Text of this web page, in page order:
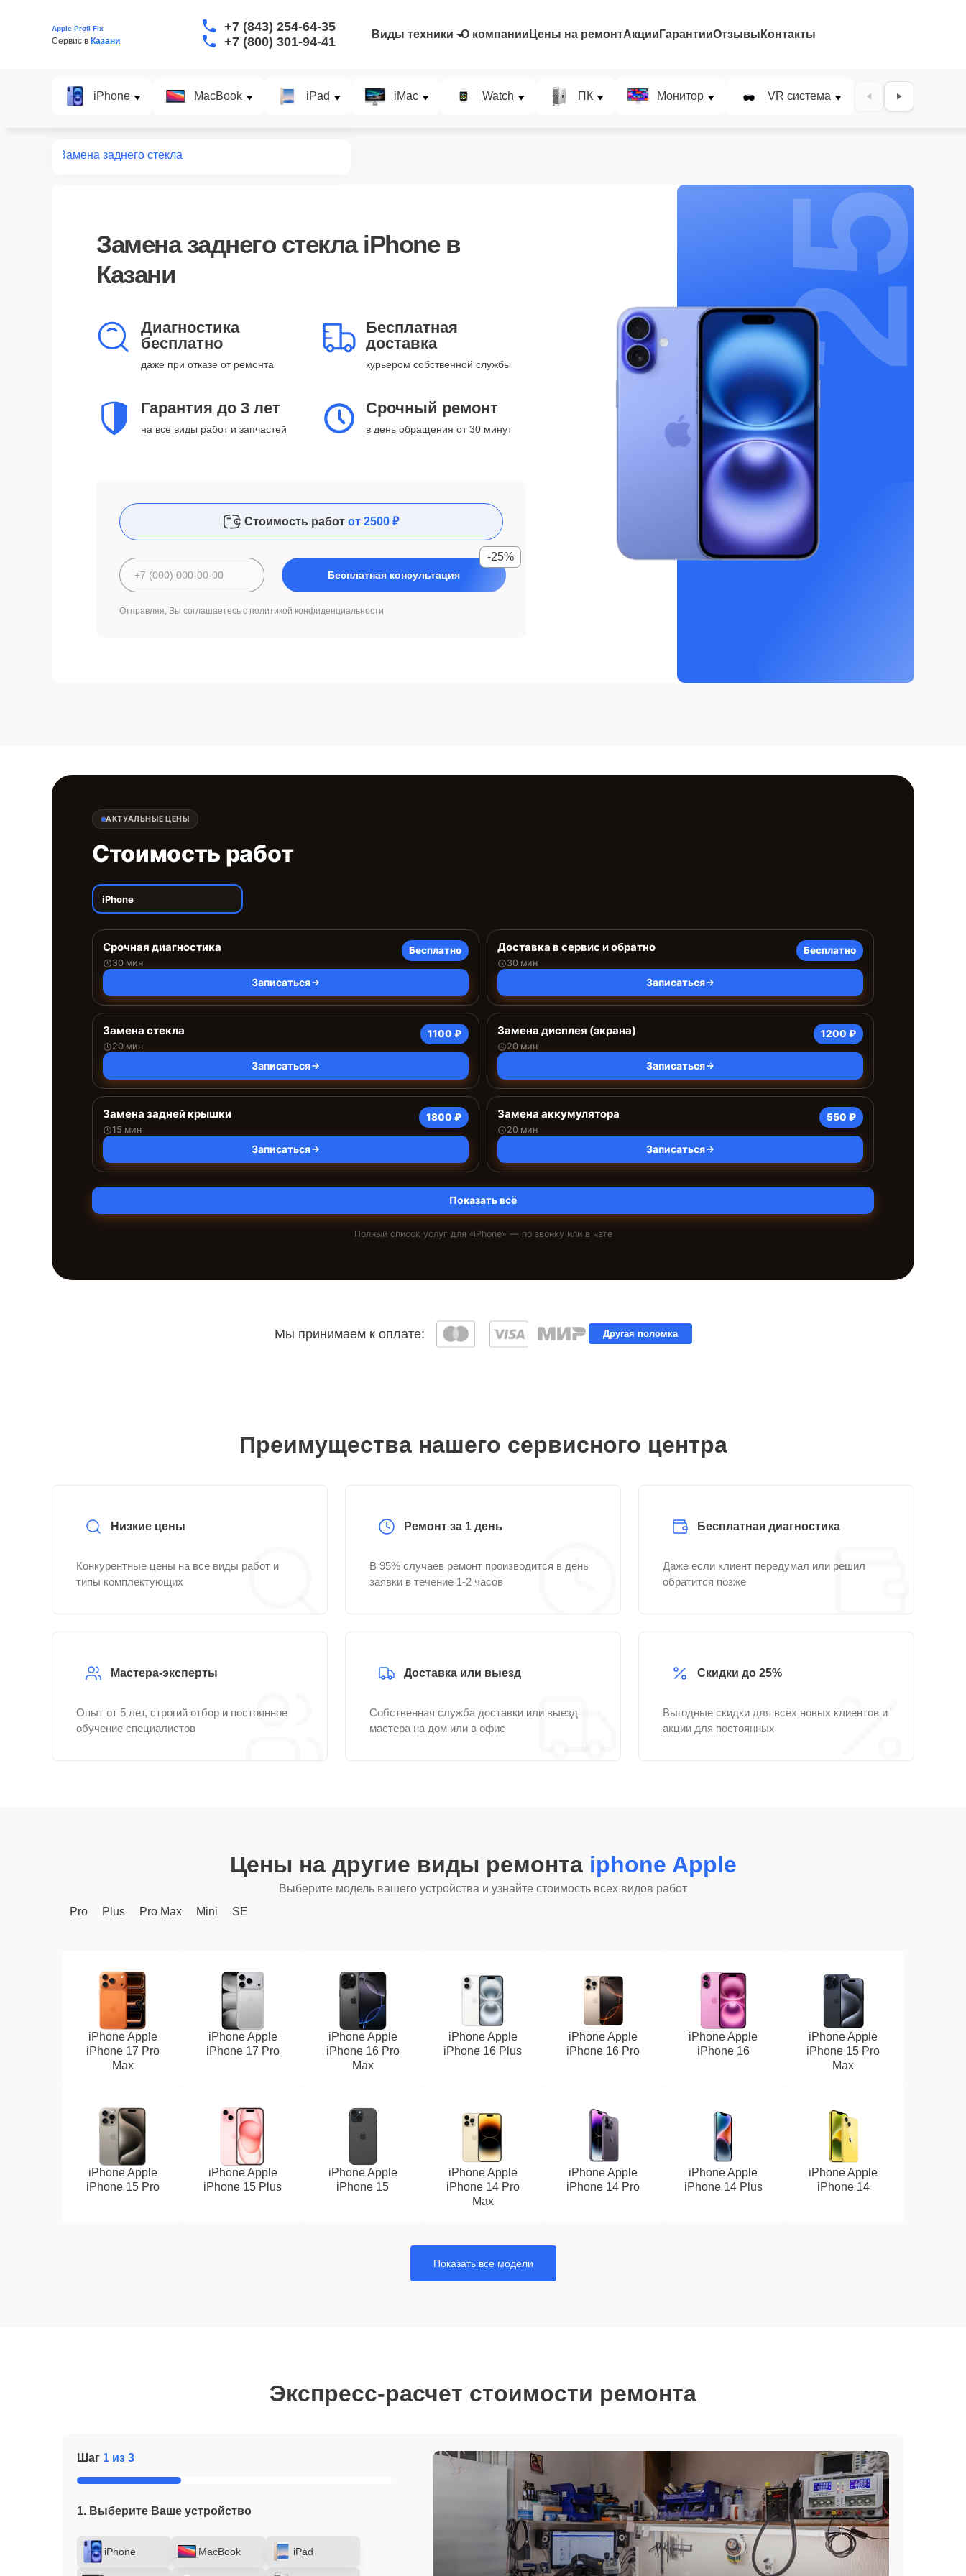
Apple Profi Fix
Сервис в Казани
+7 (843) 254-64-35
+7 (800) 301-94-41
Виды техники О компании Цены на ремонтАкции ГарантииОтзывы Контакты
iPhone MacBook iPad iMac Watch ПК Монитор VR система Наушники
Замена заднего стекла
Замена заднего стекла iPhone в
Казани
Диагностика
бесплатно
даже при отказе от ремонта
Бесплатная
доставка
курьером собственной службы
Гарантия до 3 лет
на все виды работ и запчастей
Срочный ремонт
в день обращения от 30 минут
Стоимость работ от 2500 ₽
Бесплатная консультация
-25%
Отправляя, Вы соглашаетесь с политикой конфиденциальности
25%
АКТУАЛЬНЫЕ ЦЕНЫ
Стоимость работ
iPhone
Срочная диагностика
30 мин
Бесплатно
Записаться
Доставка в сервис и обратно
30 мин
Бесплатно
Записаться
Замена стекла
20 мин
1100 ₽
Записаться
Замена дисплея (экрана)
20 мин
1200 ₽
Записаться
Замена задней крышки
15 мин
1800 ₽
Записаться
Замена аккумулятора
20 мин
550 ₽
Записаться
Показать всё
Полный список услуг для «iPhone» — по звонку или в чате
Мы принимаем к оплате: Другая поломка
Преимущества нашего сервисного центра
Низкие цены
Конкурентные цены на все виды работ и
типы комплектующих
Ремонт за 1 день
В 95% случаев ремонт производится в день
заявки в течение 1-2 часов
Бесплатная диагностика
Даже если клиент передумал или решил
обратится позже
Мастера-эксперты
Опыт от 5 лет, строгий отбор и постоянное
обучение специалистов
Доставка или выезд
Собственная служба доставки или выезд
мастера на дом или в офис
Скидки до 25%
Выгодные скидки для всех новых клиентов и
акции для постоянных
Цены на другие виды ремонта iphone Apple
Выберите модель вашего устройства и узнайте стоимость всех видов работ
Pro
Plus Pro Max Mini SE
iPhone Apple
iPhone 17 Pro
Max
iPhone Apple
iPhone 17 Pro
iPhone Apple
iPhone 16 Pro
Max
iPhone Apple
iPhone 16 Plus
iPhone Apple
iPhone 16 Pro
iPhone Apple
iPhone 16
iPhone Apple
iPhone 15 Pro
Max
iPhone Apple
iPhone 15 Pro
iPhone Apple
iPhone 15 Plus
iPhone Apple
iPhone 15
iPhone Apple
iPhone 14 Pro
Max
iPhone Apple
iPhone 14 Pro
iPhone Apple
iPhone 14 Plus
iPhone Apple
iPhone 14
Показать все модели
Экспресс-расчет стоимости ремонта
Шаг 1 из 3
1. Выберите Ваше устройство
iPhone MacBook iPad